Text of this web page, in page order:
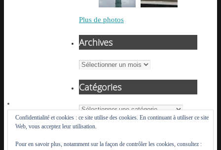
Plus de photos
Archives
Archives
Catégories
Catégories
Confidentialité et cookies : ce site utilise des cookies. En continuant à utiliser ce site
Web, vous acceptez leur utilisation.
Pour en savoir plus, notamment sur la façon de contrôler les cookies, consultez :